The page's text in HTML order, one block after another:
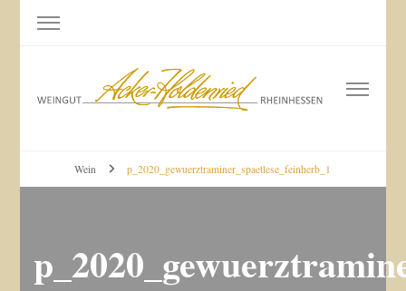
Weingut Acker-Holdenried
Bodenheim RHEINHESSEN
Wein p_2020_gewuerztraminer_spaetlese_feinherb_1